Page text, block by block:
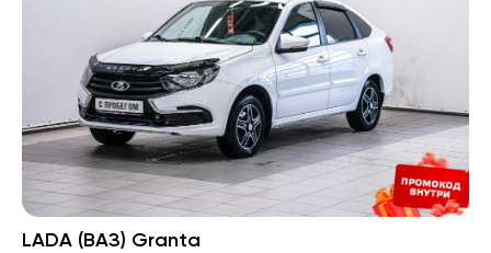
LADA (ВАЗ) Granta